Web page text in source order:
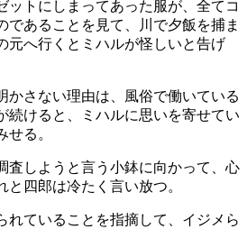
ットにしまってあった服が、全てコ
であることを見て、川で夕飯を捕ま
元へ行くとミハルが怪しいと告げ
かさない理由は、風俗で働いている
続けると、ミハルに思いを寄せてい
せる。
査しようと言う小鉢に向かって、心
四郎は冷たく言い放つ。
れていることを指摘して、イジメら